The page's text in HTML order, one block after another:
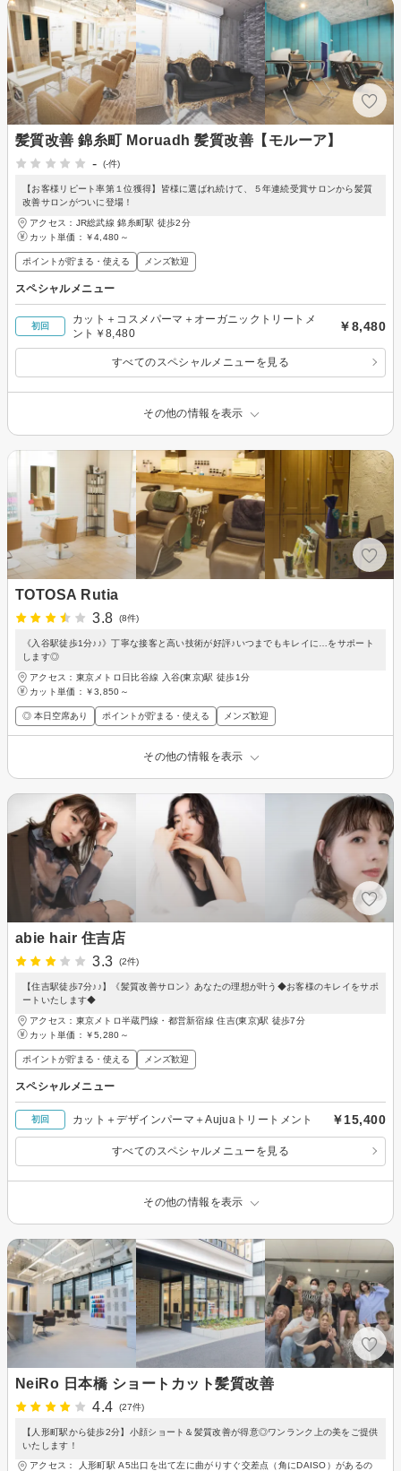
髪質改善 錦糸町 Moruadh 髪質改善【モルーア】
-
(-件)
【お客様リピート率第１位獲得】皆様に選ばれ続けて、５年連続受賞サロンから髪質
改善サロンがついに登場！
アクセス：JR総武線 錦糸町駅 徒歩2分
カット単価： ￥4,480～
ポイントが貯まる・使える メンズ歓迎
スペシャルメニュー
初回
カット＋コスメパーマ＋オーガニックトリートメ
ント￥8,480
￥8,480
すべてのスペシャルメニューを見る
その他の情報を表示
TOTOSA Rutia
3.8
(8件)
《入谷駅徒歩1分♪♪》丁寧な接客と高い技術が好評♪いつまでもキレイに…をサポート
します◎
アクセス：東京メトロ日比谷線 入谷(東京)駅 徒歩1分
カット単価： ￥3,850～
◎ 本日空席あり ポイントが貯まる・使える メンズ歓迎
その他の情報を表示
abie hair 住吉店
3.3
(2件)
【住吉駅徒歩7分♪♪】《髪質改善サロン》あなたの理想が叶う◆お客様のキレイをサポ
ートいたします◆
アクセス：東京メトロ半蔵門線・都営新宿線 住吉(東京)駅 徒歩7分
カット単価： ￥5,280～
ポイントが貯まる・使える メンズ歓迎
スペシャルメニュー
初回 カット＋デザインパーマ＋Aujuaトリートメント ￥15,400
すべてのスペシャルメニューを見る
その他の情報を表示
NeiRo 日本橋 ショートカット髪質改善
4.4
(27件)
【人形町駅から徒歩2分】小顔ショート＆髪質改善が得意◎ワンランク上の美をご提供
いたします！
アクセス： 人形町駅 A5出口を出て左に曲がりすぐ交差点（角にDAISO）があるの